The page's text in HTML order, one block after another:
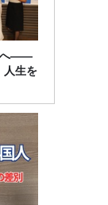
へ——
人生を